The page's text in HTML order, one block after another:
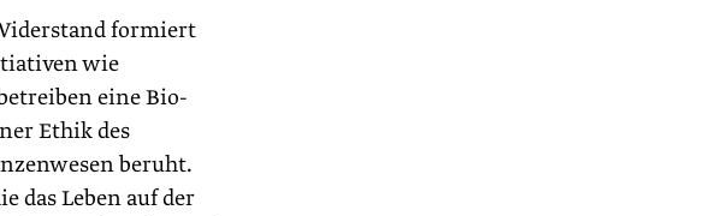
formiert
wie
eine Bio-
Ethik des
beruht.
das Leben auf der